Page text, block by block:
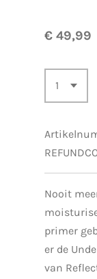
€ 49,99
Nooit
primer
er de
van